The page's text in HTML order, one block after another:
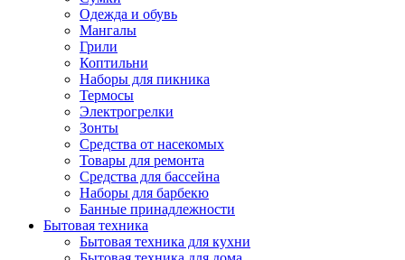
Одежда и обувь
Мангалы
Грили
Коптильни
Наборы для пикника
Термосы
Электрогрелки
Зонты
Средства от насекомых
Товары для ремонта
Средства для бассейна
Наборы для барбекю
Банные принадлежности
Бытовая техника
Бытовая техника для кухни